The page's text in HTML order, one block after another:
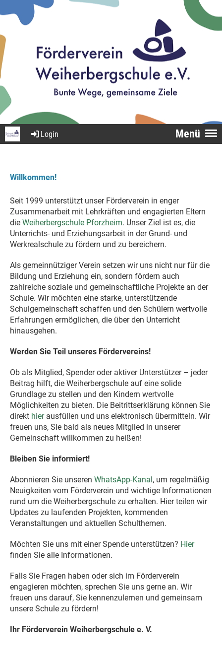
Menü
Login
Willkommen!
Seit 1999 unterstützt unser Förderverein in enger
Zusammenarbeit mit Lehrkräften und engagierten Eltern
die Weiherbergschule Pforzheim. Unser Ziel ist es, die
Unterrichts- und Erziehungsarbeit in der Grund- und
Werkrealschule zu fördern und zu bereichern.
Als gemeinnütziger Verein setzen wir uns nicht nur für die
Bildung und Erziehung ein, sondern fördern auch
zahlreiche soziale und gemeinschaftliche Projekte an der
Schule. Wir möchten eine starke, unterstützende
Schulgemeinschaft schaffen und den Schülern wertvolle
Erfahrungen ermöglichen, die über den Unterricht
hinausgehen.
Werden Sie Teil unseres Fördervereins!
Ob als Mitglied, Spender oder aktiver Unterstützer – jeder
Beitrag hilft, die Weiherbergschule auf eine solide
Grundlage zu stellen und den Kindern wertvolle
Möglichkeiten zu bieten. Die Beitrittserklärung können Sie
direkt hierausfüllen und uns elektronisch übermitteln. Wir
freuen uns, Sie bald als neues Mitglied in unserer
Gemeinschaft willkommen zu heißen!
Bleiben Sie informiert!
Abonnieren Sie unseren WhatsApp-Kanal, um regelmäßig
Neuigkeiten vom Förderverein und wichtige Informationen
rund um die Weiherbergschule zu erhalten. Hier teilen wir
Updates zu laufenden Projekten, kommenden
Veranstaltungen und aktuellen Schulthemen.
Möchten Sie uns mit einer Spende unterstützen? Hier
finden Sie alle Informationen.
Falls Sie Fragen haben oder sich im Förderverein
engagieren möchten, sprechen Sie uns gerne an. Wir
freuen uns darauf, Sie kennenzulernen und gemeinsam
unsere Schule zu fördern!
Ihr Förderverein Weiherbergschule e. V.